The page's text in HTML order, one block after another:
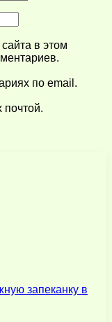
в этом
по email.
почтой.
запеканку в